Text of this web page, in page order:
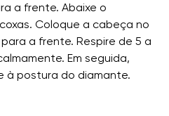
a frente. Abaixe o
Coloque a cabeça no
a frente. Respire de 5 a
Em seguida,
à postura do diamante.